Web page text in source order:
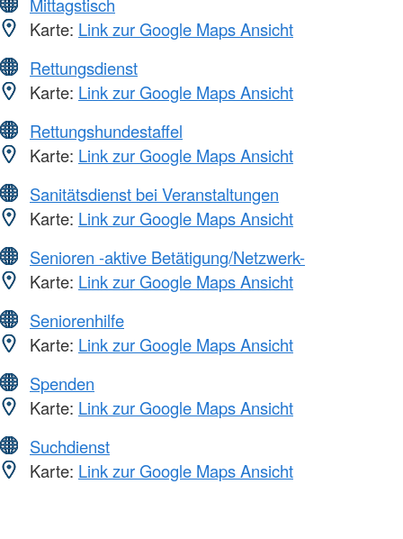
Karte: Link zur Google Maps Ansicht
Rettungsdienst
Karte: Link zur Google Maps Ansicht
Rettungshundestaffel
Karte: Link zur Google Maps Ansicht
Sanitätsdienst bei Veranstaltungen
Karte: Link zur Google Maps Ansicht
Senioren -aktive Betätigung/Netzwerk-
Karte: Link zur Google Maps Ansicht
Seniorenhilfe
Karte: Link zur Google Maps Ansicht
Spenden
Karte: Link zur Google Maps Ansicht
Suchdienst
Karte: Link zur Google Maps Ansicht